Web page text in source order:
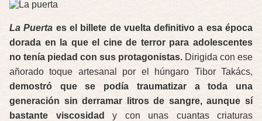
La Puerta es el billete de vuelta definitivo a esa época
dorada en la que el cine de terror para adolescentes
no tenía piedad con sus protagonistas. Dirigida con ese
añorado toque artesanal por el húngaro Tibor Takács,
demostró que se podía traumatizar a toda una
generación sin derramar litros de sangre, aunque sí
bastante viscosidad y con unas cuantas criaturas